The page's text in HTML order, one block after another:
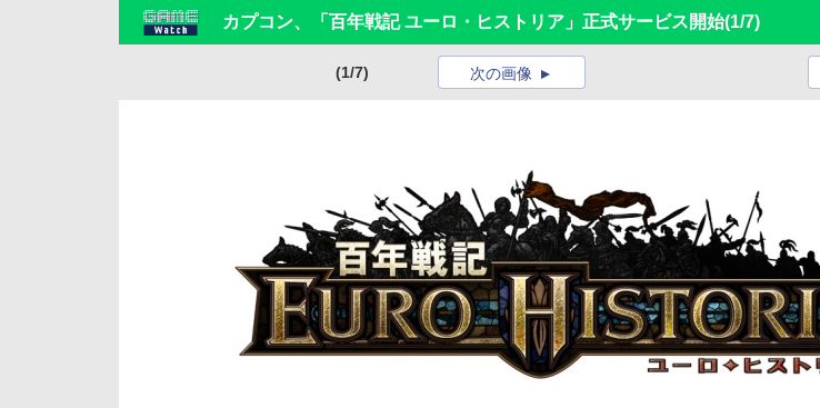
カプコン、「百年戦記 ユーロ・ヒストリア」正式サービス開始(1/7)
(1/7) 次の画像